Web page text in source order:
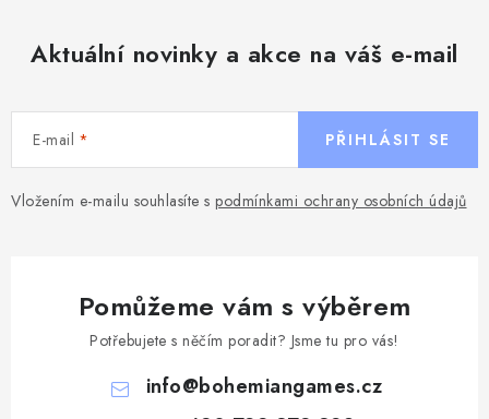
Aktuální novinky a akce na váš e-mail
E-mail
Vložením e-mailu souhlasíte s podmínkami ochrany osobních údajů
PŘIHLÁSIT SE
Pomůžeme vám s výběrem
Potřebujete s něčím poradit? Jsme tu pro vás!
info@bohemiangames.cz